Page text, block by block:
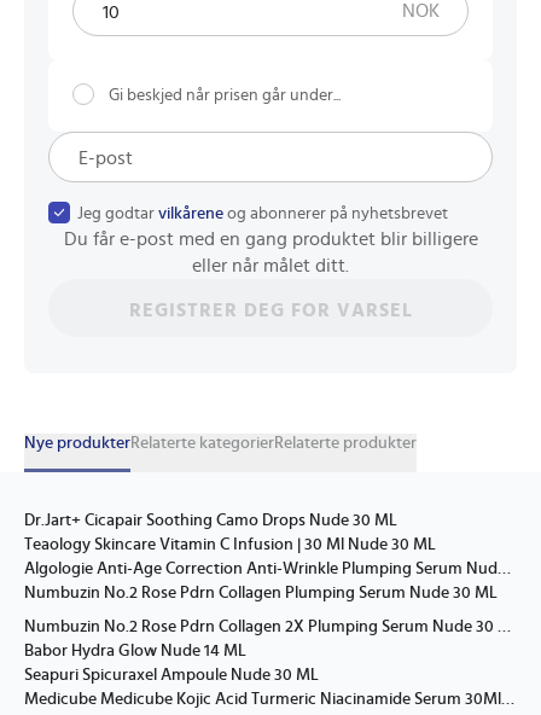
NOK
Gi beskjed når prisen går under...
Jeg godtar vilkårene og abonnerer på nyhetsbrevet
Du får e-post med en gang produktet blir billigere
eller når målet ditt.
REGISTRER DEG FOR VARSEL
Nye produkterRelaterte kategorierRelaterte produkter
Dr.Jart+ Cicapair Soothing Camo Drops Nude 30 ML
Teaology Skincare Vitamin C Infusion | 30 Ml Nude 30 ML
Algologie Anti-Age Correction Anti-Wrinkle Plumping Serum Nude 30 ML
Numbuzin No.2 Rose Pdrn Collagen Plumping Serum Nude 30 ML
Numbuzin No.2 Rose Pdrn Collagen 2X Plumping Serum Nude 30 ML
Babor Hydra Glow Nude 14 ML
Seapuri Spicuraxel Ampoule Nude 30 ML
Medicube Medicube Kojic Acid Turmeric Niacinamide Serum 30Ml. Yellow 30 ML